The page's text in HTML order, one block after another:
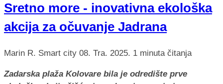
Sretno more - inovativna ekološka
akcija za očuvanje Jadrana
Marin R. Smart city 08. Tra. 2025. 1 minuta čitanja
Zadarska plaža Kolovare bila je odredište prve